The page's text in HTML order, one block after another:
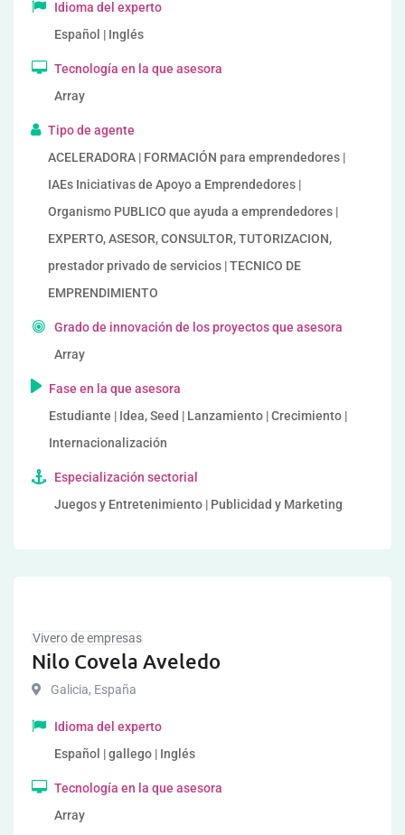
Idioma del experto
Español | Inglés
Tecnología en la que asesora
Array
Tipo de agente
ACELERADORA | FORMACIÓN para emprendedores |
IAEs Iniciativas de Apoyo a Emprendedores |
Organismo PUBLICO que ayuda a emprendedores |
EXPERTO, ASESOR, CONSULTOR, TUTORIZACION,
prestador privado de servicios | TECNICO DE
EMPRENDIMIENTO
Grado de innovación de los proyectos que asesora
Array
Fase en la que asesora
Estudiante | Idea, Seed | Lanzamiento | Crecimiento |
Internacionalización
Especialización sectorial
Juegos y Entretenimiento | Publicidad y Marketing
Vivero de empresas
Nilo Covela Aveledo
Galicia, España
Idioma del experto
Español | gallego | Inglés
Tecnología en la que asesora
Array